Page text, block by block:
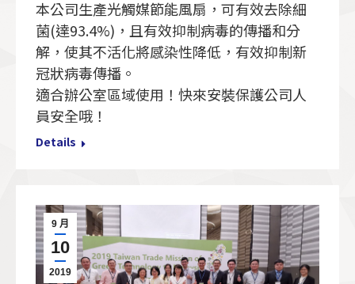
本公司生產光觸媒節能風扇，可有效去除細
菌(達93.4%)，且有效抑制病毒的傳播和分
解，使其不活化將感染性降低，有效抑制新
冠狀病毒傳播。
適合辦公室區域使用！快來安裝保護公司人
員安全哦！
Details
9 月
10
2019